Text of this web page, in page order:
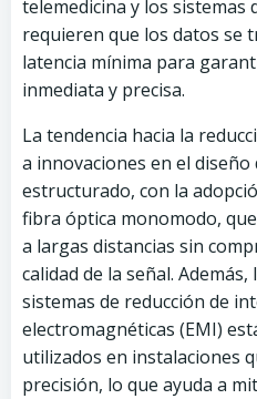
telemedicina y los
requieren que los datos se
latencia mínima para
inmediata y precisa.
La tendencia hacia la
a innovaciones en el diseño
estructurado, con la
fibra óptica monomodo,
a largas distancias sin
calidad de la señal.
sistemas de reducción de
electromagnéticas (EMI)
utilizados en instalaciones
precisión, lo que ayuda a